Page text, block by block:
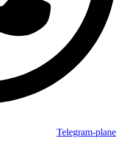
Telegram-plane